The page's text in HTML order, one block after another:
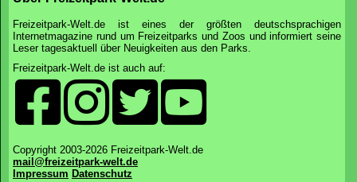
Freizeitpark-Welt.de ist eines der größten deutschsprachigen
Internetmagazine rund um Freizeitparks und Zoos und informiert seine
Leser tagesaktuell über Neuigkeiten aus den Parks.
Freizeitpark-Welt.de ist auch auf:
Copyright 2003-2026 Freizeitpark-Welt.de
mail@freizeitpark-welt.de
Impressum Datenschutz